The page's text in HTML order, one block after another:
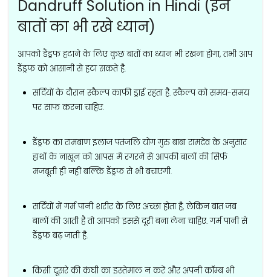
Dandruff Solution in Hindi (इन
बातों का भी रखे ध्यान)
आपको डैंड्रफ हटाने के लिए कुछ बातों का ध्यान भी रखना होगा, तभी आप
डैंड्रफ को आसानी से हटा सकते है.
सर्दियों के दौरान स्कैल्प काफी ड्राई रहता है. स्कैल्प को समय-समय
पर साफ करना चाहिए.
डैंड्रफ का रामबाण इलाज पतंजलि योग गुरु बाबा रामदेव के अनुसार
हाथों के नाखून को आपस में रगरने से आपकी बालों की सिर्फ
मजबूती ही नहीं बल्कि डैंड्रफ से भी बचाएगी.
सर्दियों में गर्म पानी शरीर के लिए अच्छा होता है, लेकिन बात जब
बालों की आती है तो आपको इससे दूरी बना लेना चाहिए. गर्म पानी से
डैंड्रफ बढ़ जाती है.
किसी दूसरे की कंघी का इस्तेमाल न करें और अपनी कॉम्ब भी